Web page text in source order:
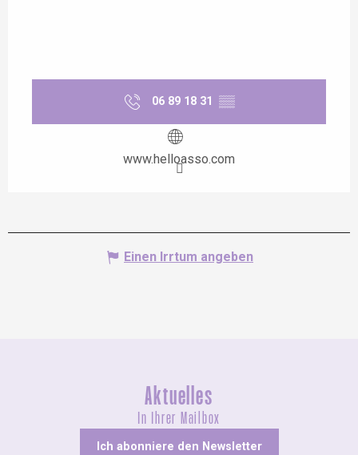
06 89 18 31 ▒▒
www.helloasso.com
Einen Irrtum angeben
Aktuelles
In Ihrer Mailbox
Ich abonniere den Newsletter